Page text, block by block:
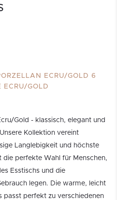
ECRU/GOLD 6
GOLD
Gold - klassisch, elegant und
Kollektion vereint
Langlebigkeit und höchste
die perfekte Wahl für Menschen,
Esstischs und die
legen. Die warme, leicht
passt perfekt zu verschiedenen